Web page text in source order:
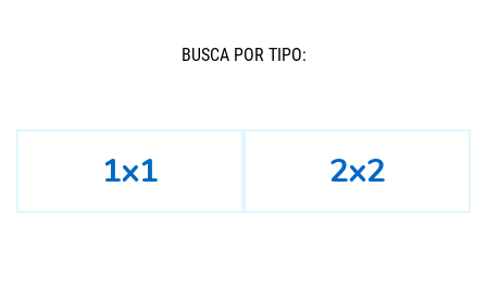
BUSCÁ POR TIPO:
1x1 2x2